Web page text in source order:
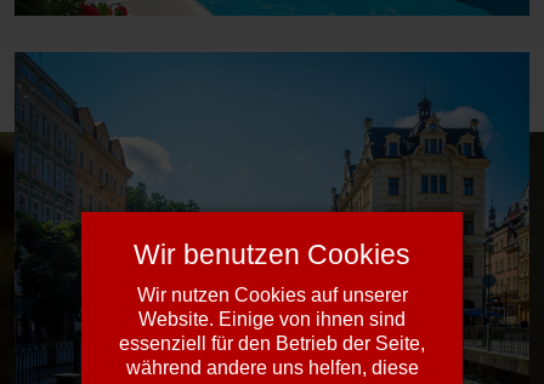
Wir benutzen Cookies
Wir nutzen Cookies auf unserer
Website. Einige von ihnen sind
essenziell für den Betrieb der Seite,
während andere uns helfen, diese